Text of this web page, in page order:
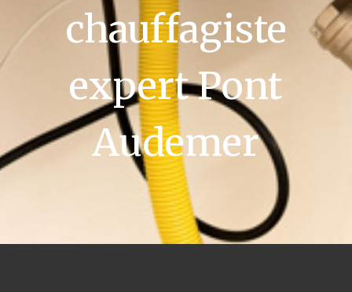
chauffagiste
expert Pont
Audemer